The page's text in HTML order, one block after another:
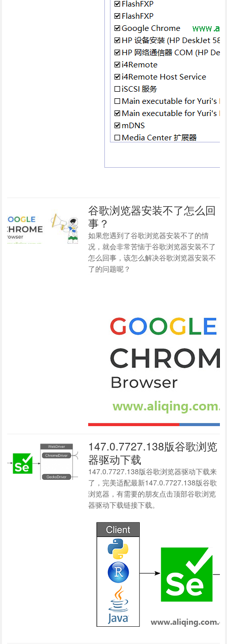
谷歌浏览器安装不了怎么回
事？
如果您遇到了谷歌浏览器安装不了的情
况，就会非常苦恼于谷歌浏览器安装不了
怎么回事，该怎么解决谷歌浏览器安装不
了的问题呢？
147.0.7727.138版谷歌浏览
器驱动下载
147.0.7727.138版谷歌浏览器驱动下载来
了，完美适配最新147.0.7727.138版谷歌
浏览器，有需要的朋友点击顶部谷歌浏览
器驱动下载链接下载。